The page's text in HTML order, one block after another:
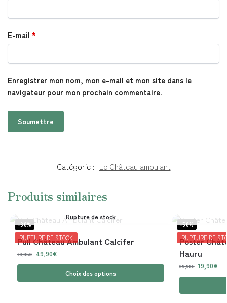
E-mail *
Enregistrer mon nom, mon e-mail et mon site dans le
navigateur pour mon prochain commentaire.
Catégorie : Le Château ambulant
Produits similaires
-30%
RUPTURE DE STOCK
Rupture de stock
Pull Château Ambulant Calcifer
70,85€ 49,90€
Choix des options
-50%
RUPTURE DE
Poster
Hauru
39,90€ 19,90€